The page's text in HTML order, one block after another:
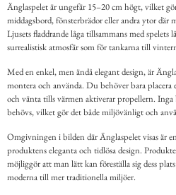
Änglaspelet är ungefär 15–20 cm högt, vilket
middagsbord, fönsterbrädor eller andra ytor där
Ljusets fladdrande låga tillsammans med spelets
surrealistisk atmosfär som för tankarna till
Med en enkel, men ändå elegant design, är
montera och använda. Du behöver bara
och vänta tills värmen aktiverar propellern.
behövs, vilket gör det både miljövänligt och
Omgivningen i bilden där Änglaspelet visas är
produktens eleganta och tidlösa design.
möjliggör att man lätt kan föreställa sig dess
moderna till mer traditionella miljöer.